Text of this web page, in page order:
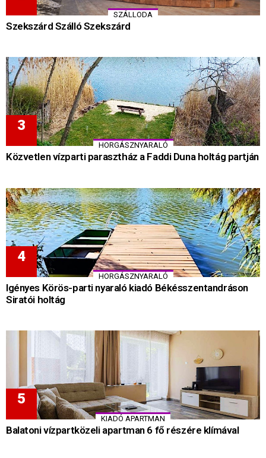
SZÁLLODA
Szekszárd Szálló Szekszárd
HORGÁSZNYARALÓ
Közvetlen vízparti parasztház a Faddi Duna holtág partján
HORGÁSZNYARALÓ
Igényes Körös-parti nyaraló kiadó Békésszentandráson
Siratói holtág
KIADÓ APARTMAN
Balatoni vízpartközeli apartman 6 fő részére klímával